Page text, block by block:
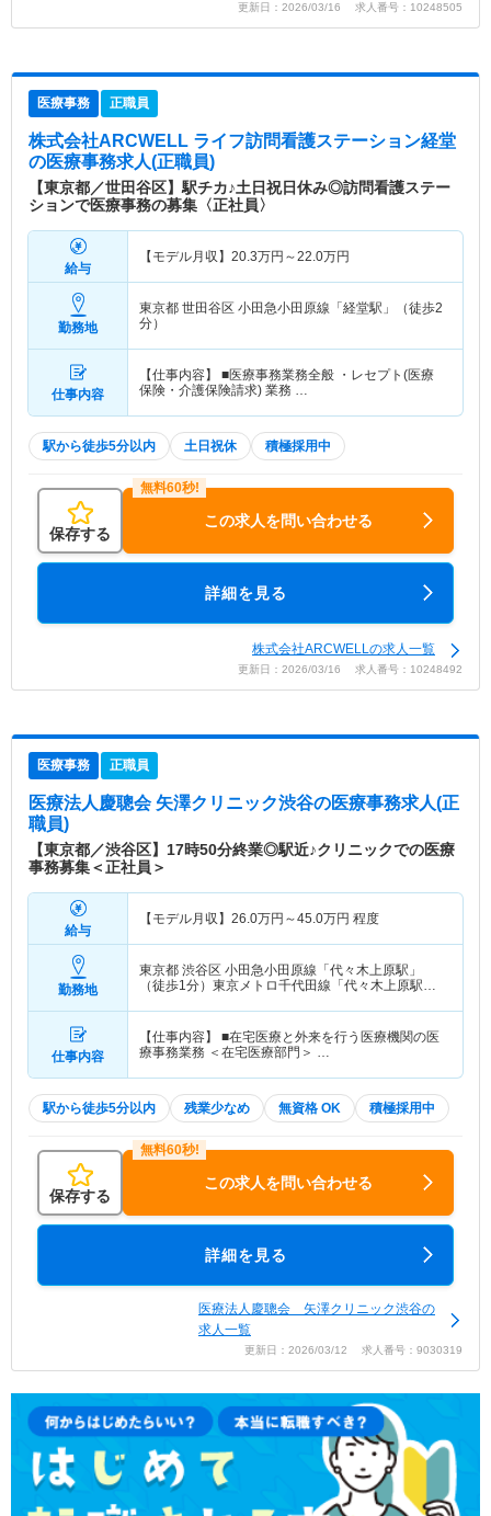
更新日：2026/03/16 求人番号：10248505
医療事務 正職員
株式会社ARCWELL ライフ訪問看護ステーション経堂
の医療事務求人(正職員)
【東京都／世田谷区】駅チカ♪土日祝日休み◎訪問看護ステー
ションで医療事務の募集〈正社員〉
給与
【モデル月収】 20.3万円～22.0万円
勤務地
東京都 世田谷区 小田急小田原線「経堂駅」（徒歩2
分）
仕事内容
【仕事内容】 ■医療事務業務全般 ・レセプト(医療
保険・介護保険請求) 業務 …
駅から徒歩5分以内 土日祝休 積極採用中
保存する
この求人を問い合わせる
詳細を見る
株式会社ARCWELLの求人一覧
更新日：2026/03/16 求人番号：10248492
医療事務 正職員
医療法人慶聰会 矢澤クリニック渋谷の医療事務求人(正
職員)
【東京都／渋谷区】17時50分終業◎駅近♪クリニックでの医療
事務募集＜正社員＞
給与
【モデル月収】 26.0万円～45.0万円 程度
勤務地
東京都 渋谷区 小田急小田原線「代々木上原駅」
（徒歩1分）東京メトロ千代田線「代々木上原駅」
仕事内容
【仕事内容】 ■在宅医療と外来を行う医療機関の医
療事務業務 ＜在宅医療部門＞ …
駅から徒歩5分以内 残業少なめ 無資格 OK 積極採用中
保存する
この求人を問い合わせる
詳細を見る
医療法人慶聰会 矢澤クリニック渋谷の
求人一覧
更新日：2026/03/12 求人番号：9030319